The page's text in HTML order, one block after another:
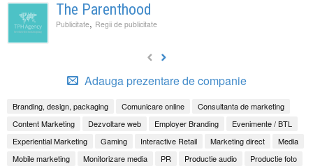
The Parenthood
Publicitate, Regii de publicitate
Adauga prezentare de companie
Branding, design, packaging Comunicare online
Consultanta de marketing
Content Marketing
Dezvoltare web Employer Branding
Evenimente / BTL
Experiential Marketing
Gaming Interactive Retail Marketing direct
Media
Mobile marketing
Monitorizare media PR Productie audio Productie foto